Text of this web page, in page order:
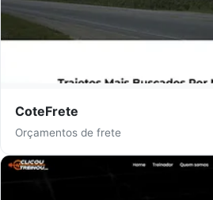
CoteFrete
Orçamentos de frete